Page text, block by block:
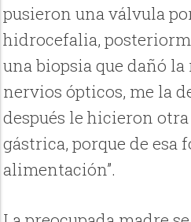
pusieron una válvula
hidrocefalia,
una biopsia que dañó
nervios ópticos, me la
después le hicieron
gástrica, porque de esa
alimentación”.